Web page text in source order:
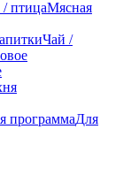
птицаМясная
Чай /
программаДля